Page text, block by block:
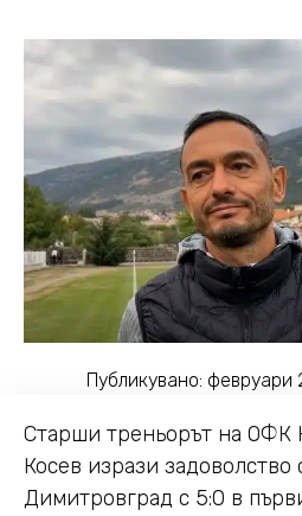
Публикувано: февруари
Старши треньорът на ОФК
Косев изрази задоволство
Димитровград с 5:0 в